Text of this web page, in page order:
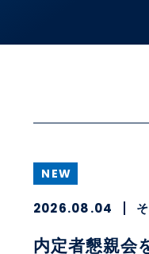
NEW
2026.08.04
内定者懇親会